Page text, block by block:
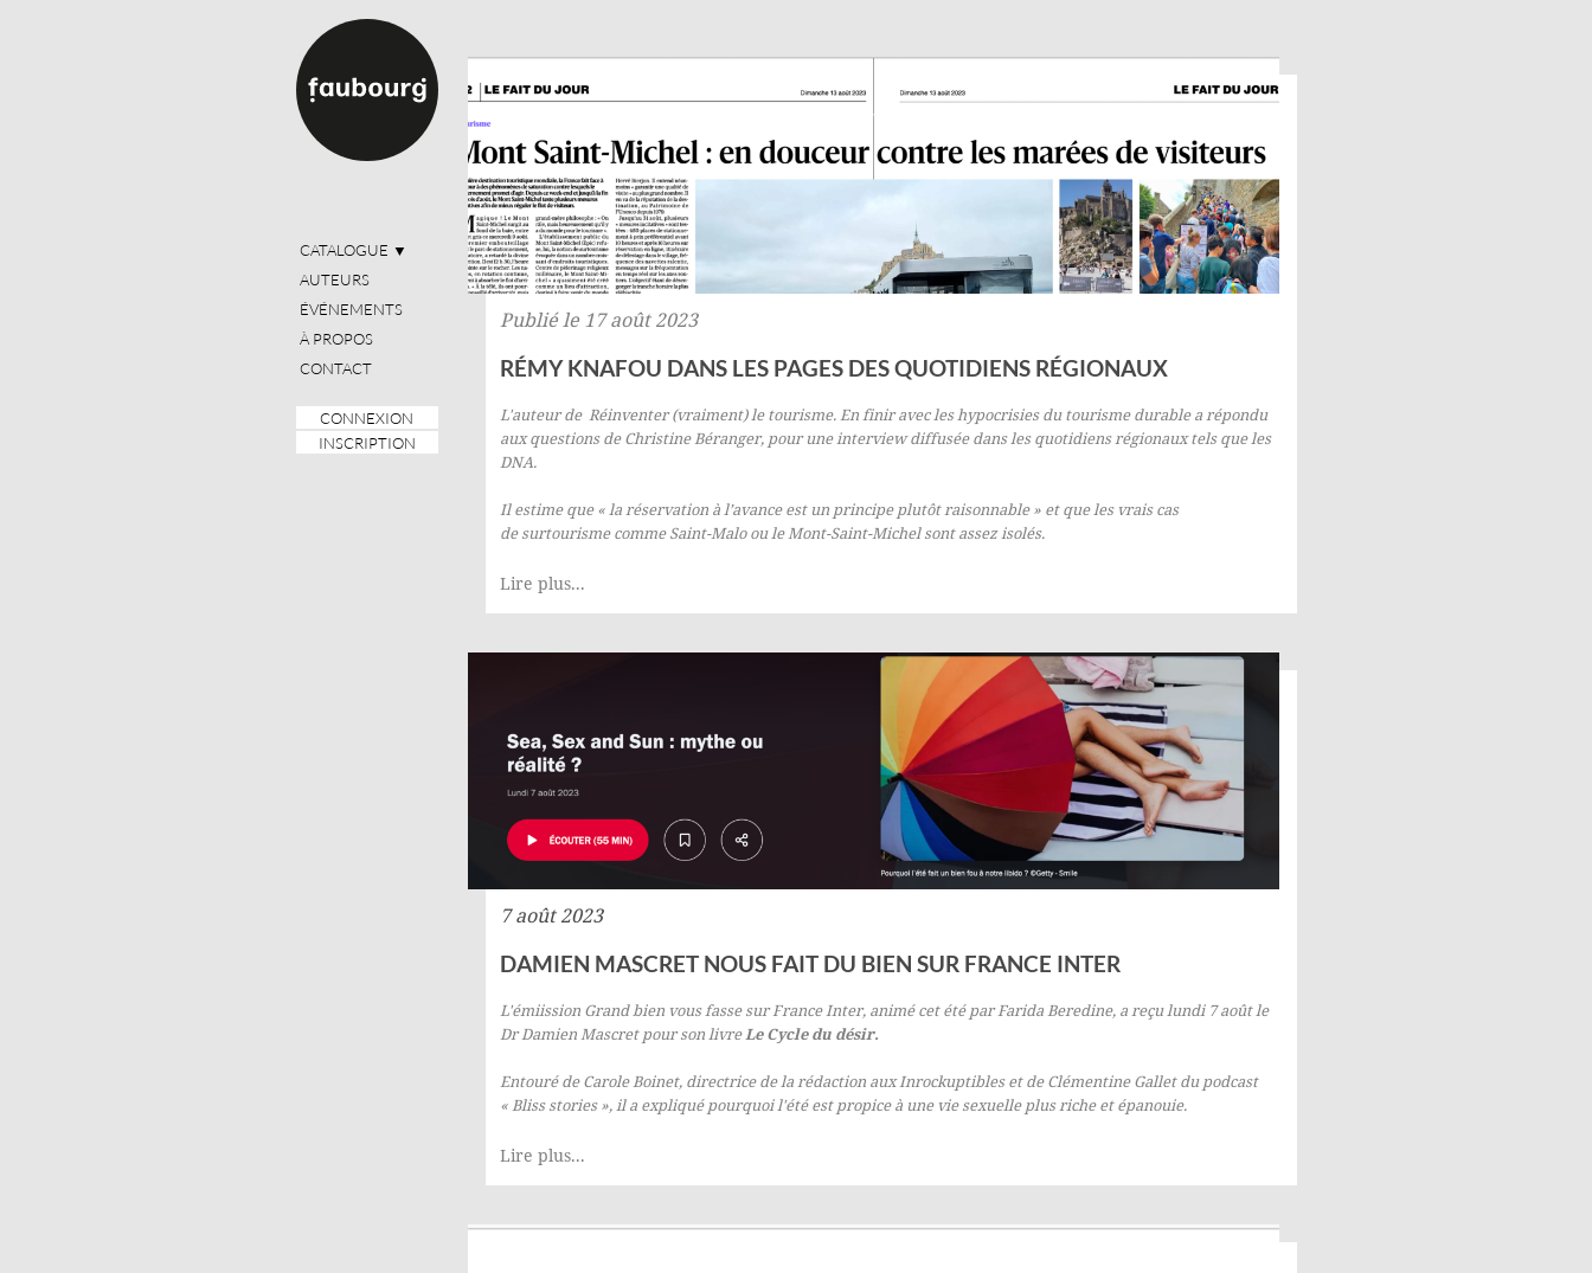
CATALOGUE ▼
AUTEURS
ÉVÉNEMENTS
À PROPOS
CONTACT
CONNEXION
INSCRIPTION
Publié le 17 août 2023
RÉMY KNAFOU DANS LES PAGES DES QUOTIDIENS RÉGIONAUX
L'auteur de Réinventer (vraiment) le tourisme. En finir avec les hypocrisies du tourisme durablea répondu
aux questions de Christine Béranger, pour une interview diffusée dans les quotidiens régionaux tels queles
DNA.
Il estime que « la réservation à l’avance est un principe plutôt raisonnable » et que les vrais cas
de surtourisme comme Saint-Malo ou le Mont-Saint-Michel sont assez isolés.
Lire plus...
7 août 2023
DAMIEN MASCRET NOUS FAIT DU BIEN SUR FRANCE INTER
L'émiission Grand bien vous fasse sur France Inter, animé cet été par Farida Beredine, a reçu lundi 7 août le
Dr Damien Mascret pour son livreLe Cycle du désir.
Entouré de Carole Boinet, directrice de la rédaction aux Inrockuptibles et de Clémentine Gallet du podcast
« Bliss stories », il a expliqué pourquoi l'été est propice à une vie sexuelle plus riche et épanouie.
Lire plus...